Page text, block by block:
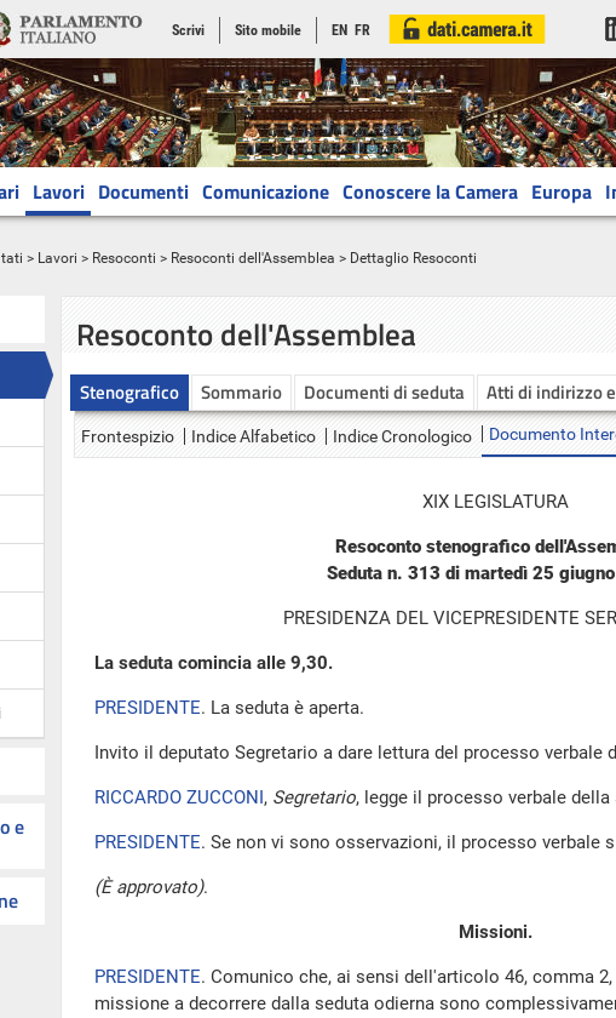
Scrivi Sito mobile EN FR
Lavori Documenti Comunicazione Conoscere la Camera Europa
> Lavori > Resoconti > Resoconti dell'Assemblea > Dettaglio Resoconti
e
Resoconto dell'Assemblea
Stenografico Sommario Documenti di seduta Atti di indirizzo
Frontespizio Indice Alfabetico Indice Cronologico Documento
XIX LEGISLATURA
Resoconto stenografico
Seduta n. 313 di martedì 25
PRESIDENZA DEL VICEPRESIDENTE
La seduta comincia alle 9,30.
PRESIDENTE. La seduta è aperta.
Invito il deputato Segretario a dare lettura del processo verbale
RICCARDO ZUCCONI, Segretario, legge il processo verbale della
PRESIDENTE. Se non vi sono osservazioni, il processo verbale
(È approvato).
Missioni.
PRESIDENTE. Comunico che, ai sensi dell'articolo 46, comma
missione a decorrere dalla seduta odierna sono